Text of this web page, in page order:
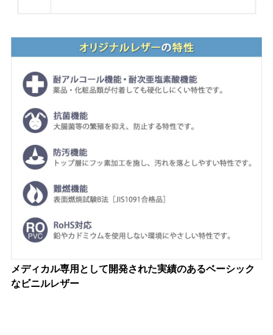
メディカル専用として開発された実績のあるベーシック
なビニルレザー